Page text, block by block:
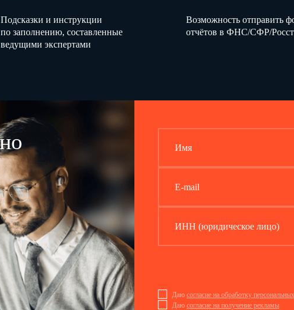
Подсказки и инструкции
по заполнению, составленные
ведущими экспертами
Возможность отправить
отчётов в ФНС/СФР/
Имя
E-mail
ИНН (юридическое лицо)
Даю согласие на обработку
Даю согласие на получение рекламы